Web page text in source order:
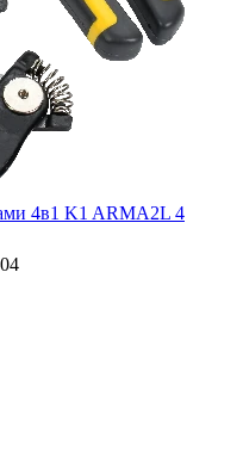
4в1 K1 ARMA2L 4